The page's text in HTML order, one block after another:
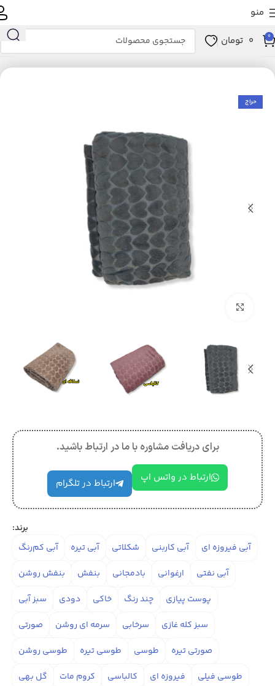
منو
0
0 تومان
خانه خانه و آشپزخانه خواب پتو
حراج
برای دریافت مشاوره با ما در ارتباط باشید.
ارتباط در واتس اپ ارتباط در تلگرام
برند:
آبی فیروزه ای
آبی کاربنی شکلاتی آبی تیره
آبی کم‌رنگ
آبی نفتی
ارغوانی بادمجانی بنفش
بنفش روشن
پوست پیازی
چند رنگ خاکی دودی
سبز آبی
سبز کله غازی
سرخابی سرمه ای روشن
صورتی
صورتی تیره
طوسی طوسی تیره
طوسی روشن
طوسی فیلی
فیروزه ای کالباسی کروم مات
گل بهی